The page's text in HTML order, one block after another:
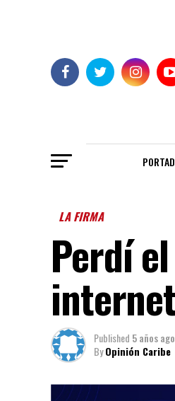
LA FIRMA
Perdí
Published 5 años ago
ByOpinión Caribe